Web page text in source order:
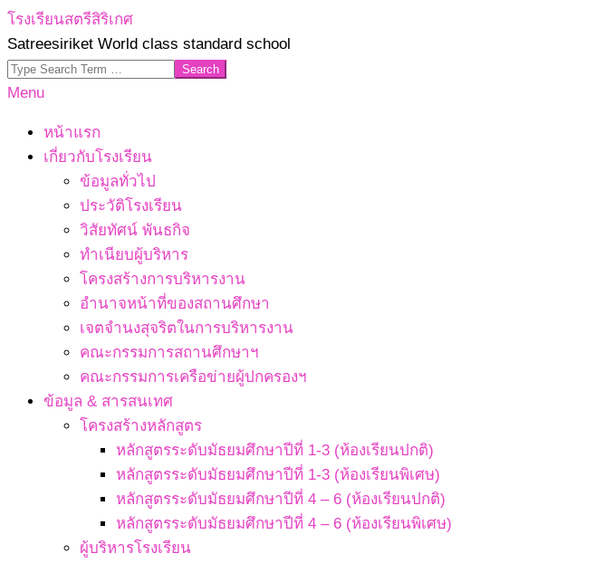
Skip
to
content
โรงเรียนสตรีสิริเกศ
Satreesiriket World class standard school
Search
Primary
Menu
Menu
หน้าแรก
เกี่ยวกับโรงเรียน
ข้อมูลทั่วไป
ประวัติโรงเรียน
วิสัยทัศน์ พันธกิจ
ทำเนียบผู้บริหาร
โครงสร้างการบริหารงาน
อำนาจหน้าที่ของสถานศึกษา
เจตจํานงสุจริตในการบริหารงาน
คณะกรรมการสถานศึกษาฯ
คณะกรรมการเครือข่ายผู้ปกครองฯ
ข้อมูล & สารสนเทศ
โครงสร้างหลักสูตร
หลักสูตรระดับมัธยมศึกษาปีที่ 1-3 (ห้องเรียนปกติ)
หลักสูตรระดับมัธยมศึกษาปีที่ 1-3 (ห้องเรียนพิเศษ)
หลักสูตรระดับมัธยมศึกษาปีที่ 4 – 6 (ห้องเรียนปกติ)
หลักสูตรระดับมัธยมศึกษาปีที่ 4 – 6 (ห้องเรียนพิเศษ)
ผู้บริหารโรงเรียน